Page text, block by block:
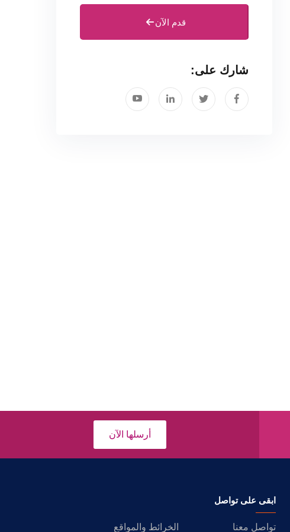
قدم الآن
شارك على:
أرسلها الآن
ابقى على تواصل
تواصل معنا الخرائط والمواقع